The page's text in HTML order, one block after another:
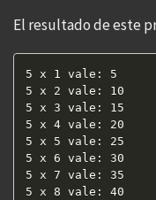
El resultado de este
5 x 1 vale: 5
5 x 2 vale: 10
5 x 3 vale: 15
5 x 4 vale: 20
5 x 5 vale: 25
5 x 6 vale: 30
5 x 7 vale: 35
5 x 8 vale: 40